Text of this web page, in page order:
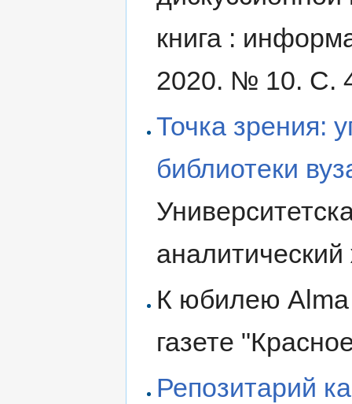
книга :
2020. № 10. С.
Точка зрения:
библиотеки
К юбилею Alma
газете
Репозитарий